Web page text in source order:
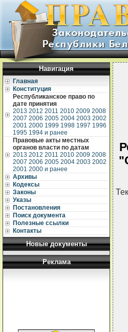
Навигация
Главная
Конституция
Республиканское право по
дате принятия
2013 2012 2011 2010 2009 2008
2007 2006 2005 2004 2003 2002
2001 2000 1999 1998 1997 1996
1995 1994 и ранее
Правовые акты местных
органов власти по датам
2013 2012 2011 2010 2009 2008
2007 2006 2005 2004 2003 2002
2001 2000 и ранее
Архивы
Кодексы
Законы
Указы
Постановления
Поиск документа
Полезные ссылки
Контакты
Новые документы
Реклама